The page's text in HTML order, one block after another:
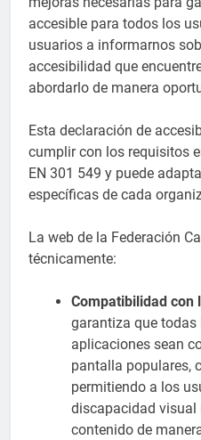
accesible para todos los
usuarios a informarnos
accesibilidad que
abordarlo de manera
Esta declaración de
cumplir con los requisitos
EN 301 549 y puede
específicas de cada
La web de la Federación
técnicamente:
Compatibilidad con
garantiza que
aplicaciones sean
pantalla populares,
permitiendo a los
discapacidad visual
contenido de